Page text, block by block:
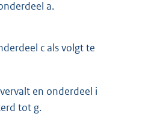
a.
c als volgt te
en onderdeel i
tot g.